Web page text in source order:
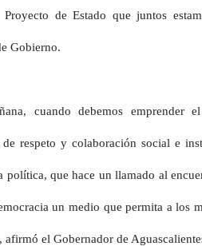
de Estado que juntos
Gobierno.
cuando debemos emprender
respeto y colaboración social e
que hace un llamado al
un medio que permita a los
el Gobernador de